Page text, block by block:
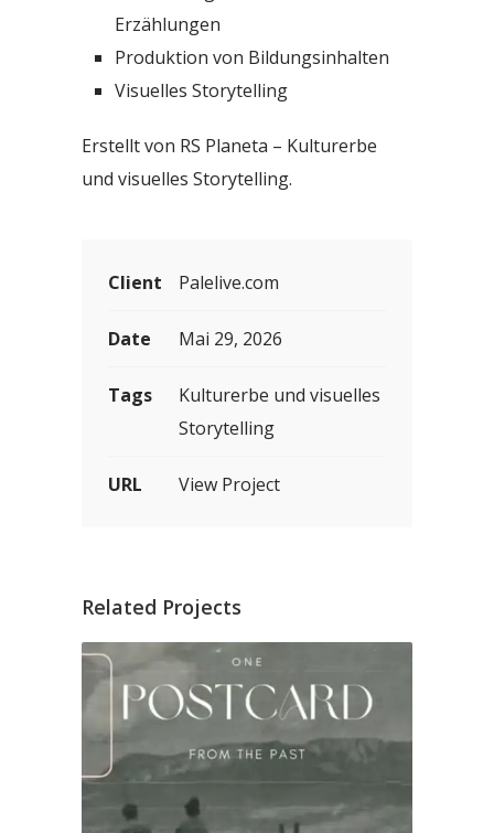
Erzählungen
Produktion von Bildungsinhalten
Visuelles Storytelling
Erstellt von RS Planeta – Kulturerbe
und visuelles Storytelling.
Client Palelive.com
Date Mai 29, 2026
Tags
Kulturerbe und visuelles
Storytelling
URL View Project
Related Projects